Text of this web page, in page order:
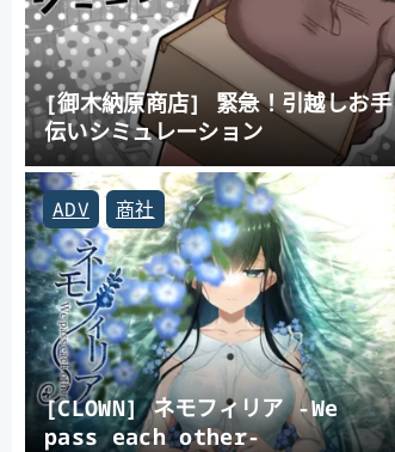
[御木納原商店] 緊急！引越しお手
伝いシミュレーション
ADV 商社
[CLOWN] ネモフィリア -We
pass each other-